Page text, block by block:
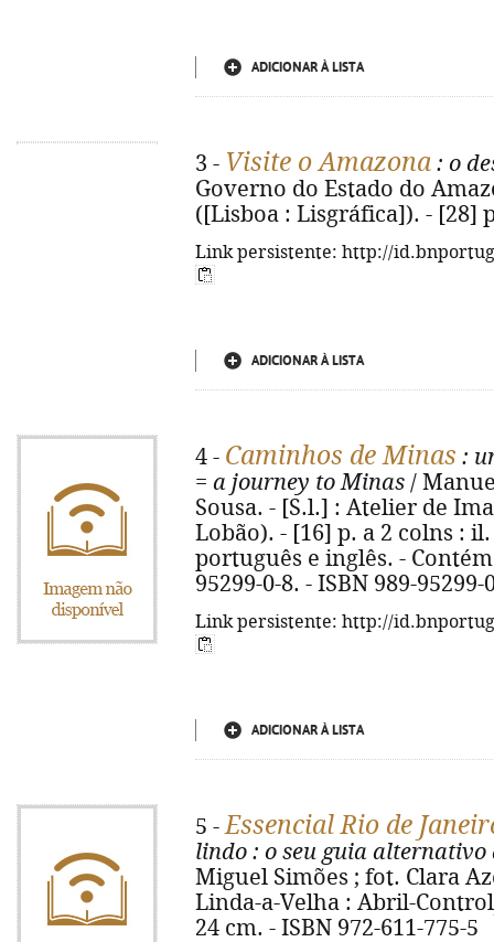
ADICIONAR À LISTA
3 - Visite o Amazona : o
Governo do Estado do
([Lisboa : Lisgráfica]). - [28]
Link persistente: http://
ADICIONAR À LISTA
4 - Caminhos de Minas :
= a journey to Minas /
Sousa. - [S.l.] : Atelier de
Lobão). - [16] p. a 2 colns :
português e inglês. -
95299-0-8. - ISBN 989-95299-
Link persistente: http://
ADICIONAR À LISTA
5 -Essencial Rio de
lindo : o seu guia alternativo
Miguel Simões ; fot. Clara
Linda-a-Velha : Abril-
24 cm. - ISBN 972-611-775-5